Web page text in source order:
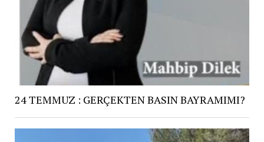
24 TEMMUZ : GERÇEKTEN BASIN BAYRAMIMI?